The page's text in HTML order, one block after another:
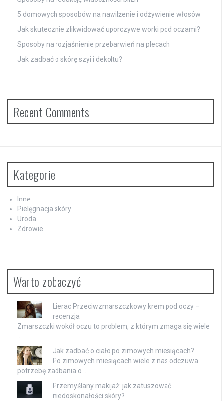
5 domowych sposobów na nawilżenie i odżywienie włosów
Jak skutecznie zlikwidować uporczywe worki pod oczami?
Sposoby na rozjaśnienie przebarwień na plecach
Jak zadbać o skórę szyi i dekoltu?
Recent Comments
Kategorie
Inne
Pielęgnacja skóry
Uroda
Zdrowie
Warto zobaczyć
Lierac Przeciwzmarszczkowy krem pod oczy –
recenzja
Zmarszczki wokół oczu to problem, z którym zmaga się wiele
…
Jak zadbać o ciało po zimowych miesiącach?
Po zimowych miesiącach wiele z nas odczuwa
potrzebę zadbania o …
Przemyślany makijaż: jak zatuszować
niedoskonałości skóry?